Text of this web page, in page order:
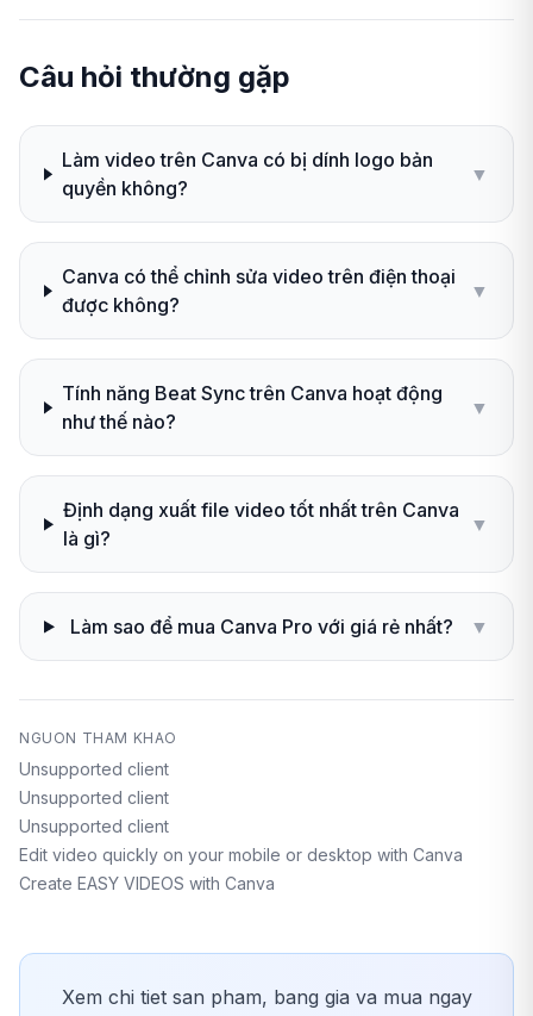
Câu hỏi thường gặp
Làm video trên Canva có bị dính logo bản
quyền không?
▼
Canva có thể chỉnh sửa video trên điện thoại
được không?
▼
Tính năng Beat Sync trên Canva hoạt động
như thế nào?
▼
Định dạng xuất file video tốt nhất trên Canva
là gì?
▼
Làm sao để mua Canva Pro với giá rẻ nhất? ▼
NGUON THAM KHAO
Unsupported client
Unsupported client
Unsupported client
Edit video quickly on your mobile or desktop with Canva
Create EASY VIDEOS with Canva
Xem chi tiet san pham, bang gia va mua ngay